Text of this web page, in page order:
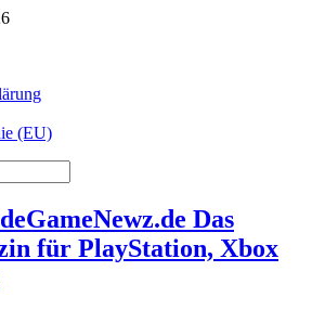
(EU)
GameNewz.de Das
für PlayStation, Xbox